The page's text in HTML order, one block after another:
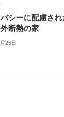
シーに配慮さ
断熱の家
26日